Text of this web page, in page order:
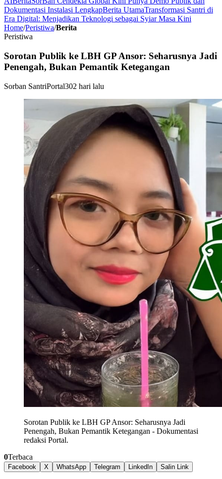
Dokumentasi Instalasi LengkapBerita UtamaTransformasi Santri di
Era Digital: Menjadikan Teknologi sebagai Syiar Masa Kini
Home/Peristiwa/Berita
Peristiwa
Sorotan Publik ke LBH GP Ansor: Seharusnya Jadi
Penengah, Bukan Pemantik Ketegangan
Sorban SantriPortal302 hari lalu
Sorotan Publik ke LBH GP Ansor: Seharusnya Jadi
Penengah, Bukan Pemantik Ketegangan - Dokumentasi
redaksi Portal.
0Terbaca
Facebook X WhatsApp Telegram LinkedIn Salin Link